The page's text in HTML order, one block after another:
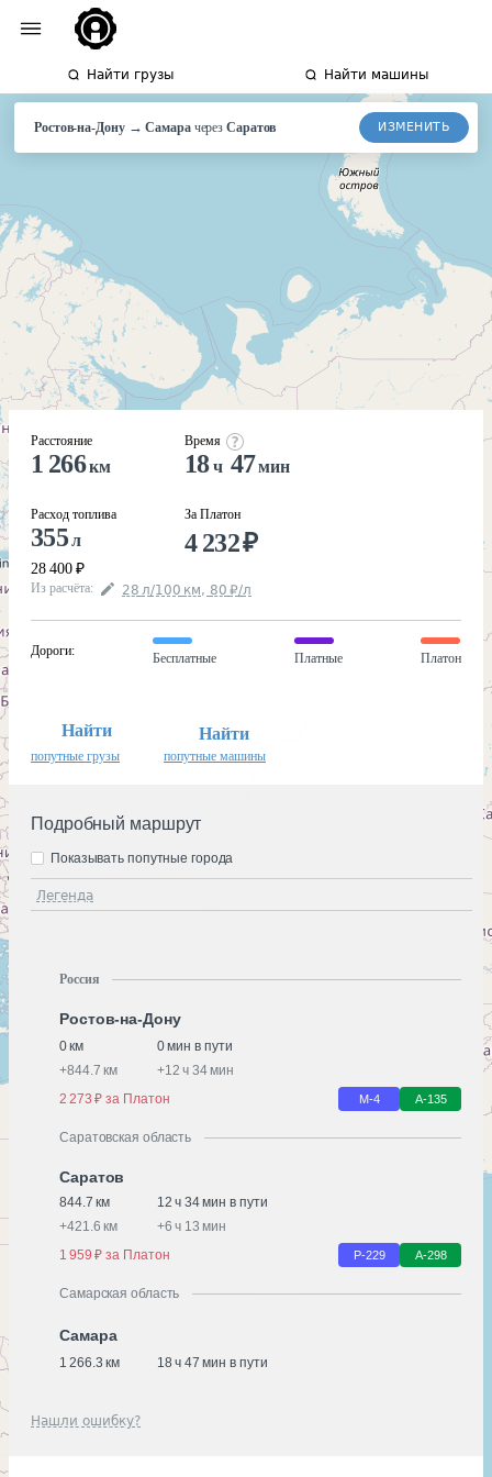
Найти грузы Найти машины
Ростов-на-Дону→Самара через Саратов ИЗМЕНИТЬ
Расстояние
1 266км
Расход топлива
355л
28 400 ₽
Время
18ч 47мин
За Платон
4 232₽
Из расчёта: 28 л/100 км, 80 ₽/л
Дороги:
Бесплатные Платные Платон
Найти
попутные грузы
Найти
попутные машины
Подробный маршрут
Легенда
Показывать попутные города
Россия
Ростов-на-Дону
0 км
0 мин в пути
+844.7 км +12 ч 34 мин
2 273 ₽ за Платон
М-4 А-135
Саратовская область
Саратов
844.7 км
12 ч 34 мин в пути
+421.6 км +6 ч 13 мин
1 959 ₽ за Платон
Р-229 А-298
Самарская область
Самара
1 266.3 км 18 ч 47 мин в пути
Нашли ошибку?